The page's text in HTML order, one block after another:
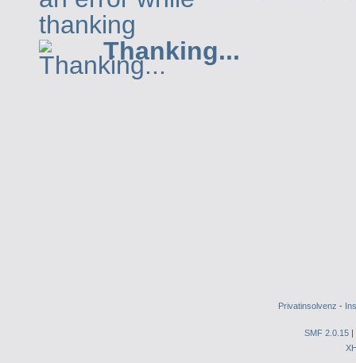
Thanking...
Privatinsolvenz -
SMF 2.0.15